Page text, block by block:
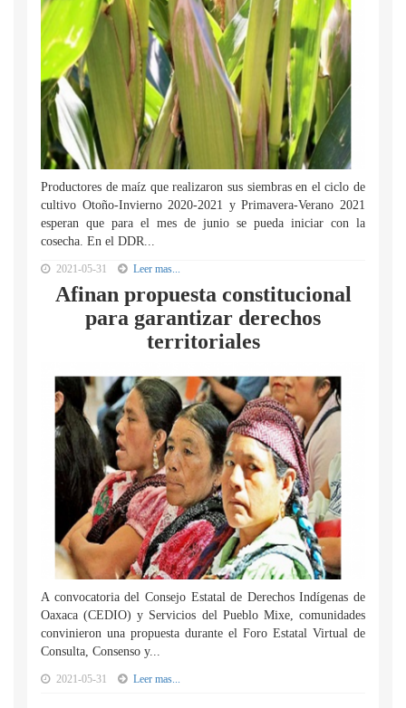
Productores de maíz que realizaron sus siembras en el ciclo de
cultivo Otoño-Invierno 2020-2021 y Primavera-Verano 2021
esperan que para el mes de junio se pueda iniciar con la
cosecha. En el DDR...
2021-05-31 Leer mas...
Afinan propuesta constitucional
para garantizar derechos
territoriales
A convocatoria del Consejo Estatal de Derechos Indígenas de
Oaxaca (CEDIO) y Servicios del Pueblo Mixe, comunidades
convinieron una propuesta durante el Foro Estatal Virtual de
Consulta, Consenso y...
2021-05-31 Leer mas...